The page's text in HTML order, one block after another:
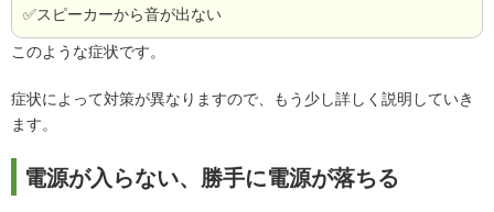
✅スピーカーから音が出ない
このような症状です。
症状によって対策が異なりますので、もう少し詳しく説明していき
ます。
電源が入らない、勝手に電源が落ちる